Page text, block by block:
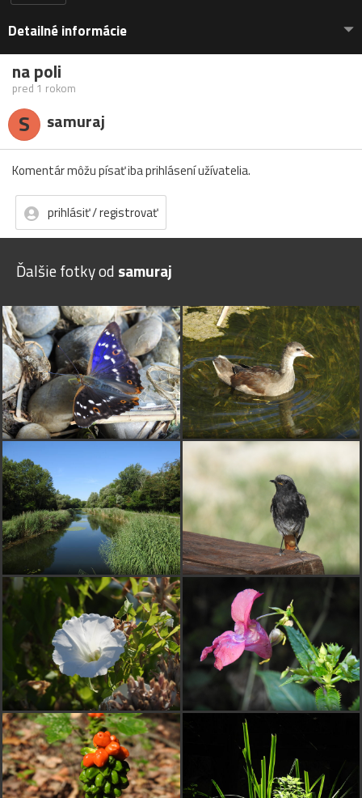
Detailné informácie
na poli
pred 1 rokom
S samuraj
Komentár môžu písať iba prihlásení užívatelia.
prihlásiť / registrovať
Ďalšie fotky od samuraj